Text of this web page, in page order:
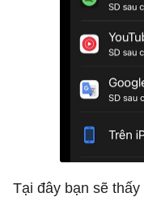
Tại đây bạn sẽ thấy